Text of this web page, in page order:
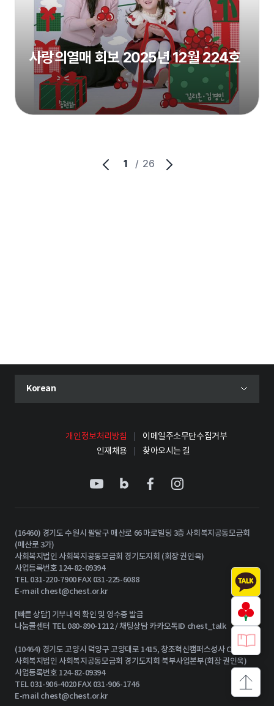
상단으
사랑의열매 회보 2025년 12월 224호
1 / 26
언어 선택 메뉴 열기
현재 선택된 언어
Korean
개인정보처리방침
이메일주소무단수집거부
인재채용
찾아오시는 길
(16460) 경기도 수원시 팔달구 매산로 66 마로빌딩 3층 사회복지공동모금회
(매산로 3가)
사회복지법인 사회복지공동모금회 경기도지회 (회장 권인욱)
사업등록번호 124-82-09394
TEL 031-220-7900 FAX 031-225-6088
E-mailchest@chest.or.kr
[빠른 상담] 기부내역 확인 및 영수증 발급
나눔콜센터 TEL 080-890-1212 / 채팅상담 카카오톡ID chest_talk
(10464) 경기도 고양시 덕양구 고양대로 1415, 창조혁신캠퍼스성사 C동 15층
사회복지법인 사회복지공동모금회 경기도지회 북부사업본부(회장 권인욱)
사업등록번호 124-82-09394
TEL 031-906-4020 FAX 031-906-1746
E-mailchest@chest.or.kr